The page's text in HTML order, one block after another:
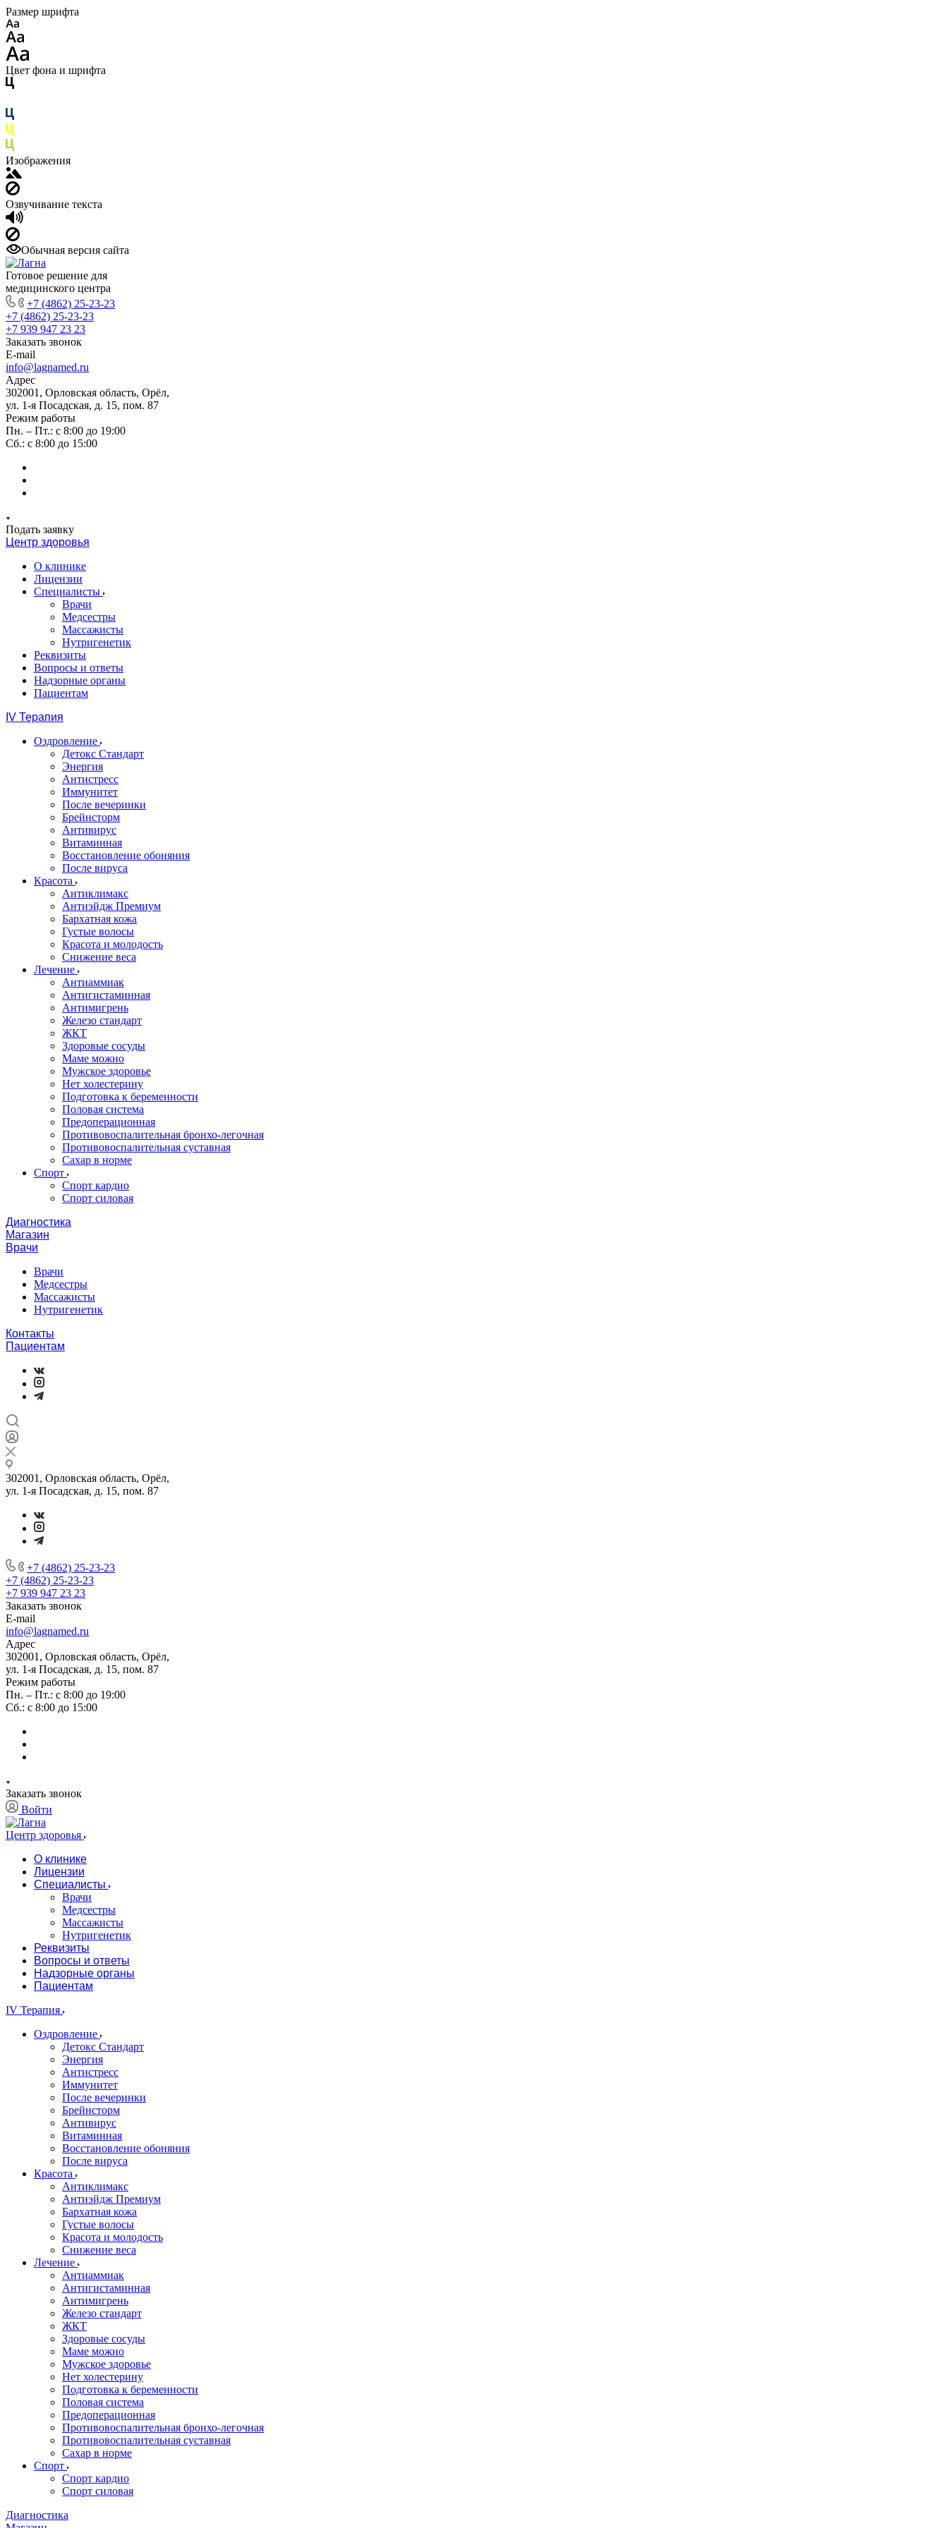
Размер шрифта
Цвет фона и шрифта
Изображения
Озвучивание текста
Обычная версия сайта
Готовое решение для
медицинского центра
+7 (4862) 25-23-23
+7 (4862) 25-23-23
+7 939 947 23 23
Заказать звонок
E-mail
info@lagnamed.ru
Адрес
302001, Орловская область, Орёл,
ул. 1-я Посадская, д. 15, пом. 87
Режим работы
Пн. – Пт.: с 8:00 до 19:00
Сб.: с 8:00 до 15:00
Подать заявку
Центр здоровья
О клинике
Лицензии
Специалисты
Врачи
Медсестры
Массажисты
Нутригенетик
Реквизиты
Вопросы и ответы
Надзорные органы
Пациентам
IV Терапия
Оздровление
Детокс Стандарт
Энергия
Антистресс
Иммунитет
После вечеринки
Брейнсторм
Антивирус
Витаминная
Восстановление обоняния
После вируса
Красота
Антиклимакс
Антиэйдж Премиум
Бархатная кожа
Густые волосы
Красота и молодость
Снижение веса
Лечение
Антиаммиак
Антигистаминная
Антимигрень
Железо стандарт
ЖКТ
Здоровые сосуды
Маме можно
Мужское здоровье
Нет холестерину
Подготовка к беременности
Половая система
Предоперационная
Противовоспалительная бронхо-легочная
Противовоспалительная суставная
Сахар в норме
Спорт
Спорт кардио
Спорт силовая
Диагностика
Магазин
Врачи
Врачи
Медсестры
Массажисты
Нутригенетик
Контакты
Пациентам
302001, Орловская область, Орёл,
ул. 1-я Посадская, д. 15, пом. 87
+7 (4862) 25-23-23
+7 (4862) 25-23-23
+7 939 947 23 23
Заказать звонок
E-mail
info@lagnamed.ru
Адрес
302001, Орловская область, Орёл,
ул. 1-я Посадская, д. 15, пом. 87
Режим работы
Пн. – Пт.: с 8:00 до 19:00
Сб.: с 8:00 до 15:00
Заказать звонок
Войти
Центр здоровья
О клинике
Лицензии
Специалисты
Врачи
Медсестры
Массажисты
Нутригенетик
Реквизиты
Вопросы и ответы
Надзорные органы
Пациентам
IV Терапия
Оздровление
Детокс Стандарт
Энергия
Антистресс
Иммунитет
После вечеринки
Брейнсторм
Антивирус
Витаминная
Восстановление обоняния
После вируса
Красота
Антиклимакс
Антиэйдж Премиум
Бархатная кожа
Густые волосы
Красота и молодость
Снижение веса
Лечение
Антиаммиак
Антигистаминная
Антимигрень
Железо стандарт
ЖКТ
Здоровые сосуды
Маме можно
Мужское здоровье
Нет холестерину
Подготовка к беременности
Половая система
Предоперационная
Противовоспалительная бронхо-легочная
Противовоспалительная суставная
Сахар в норме
Спорт
Спорт кардио
Спорт силовая
Диагностика